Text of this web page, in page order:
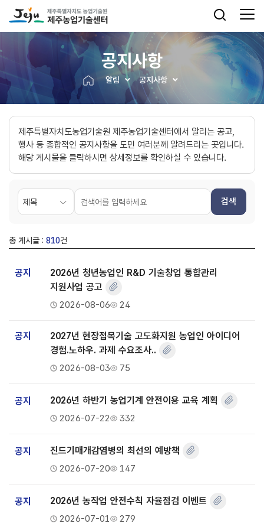
공지사항
알림 공지사항
제주특별자치도농업기술원 제주농업기술센터에서 알리는 공고,
행사 등 종합적인 공지사항을 도민 여러분께 알려드리는 곳입니다.
해당 게시물을 클릭하시면 상세정보를 확인하실 수 있습니다.
검색
총 게시글 : 810건
공지
2026년 청년농업인 R&D 기술창업 통합관리
지원사업 공고
2026-08-06 24
공지
2027년 현장접목기술 고도화지원 농업인 아이디어
경험.노하우. 과제 수요조사..
2026-08-03 75
공지 2026년 하반기 농업기계 안전이용 교육 계획
2026-07-22 332
공지 진드기매개감염병의 최선의 예방책
2026-07-20 147
공지 2026년 농작업 안전수칙 자율점검 이벤트
2026-07-01 279